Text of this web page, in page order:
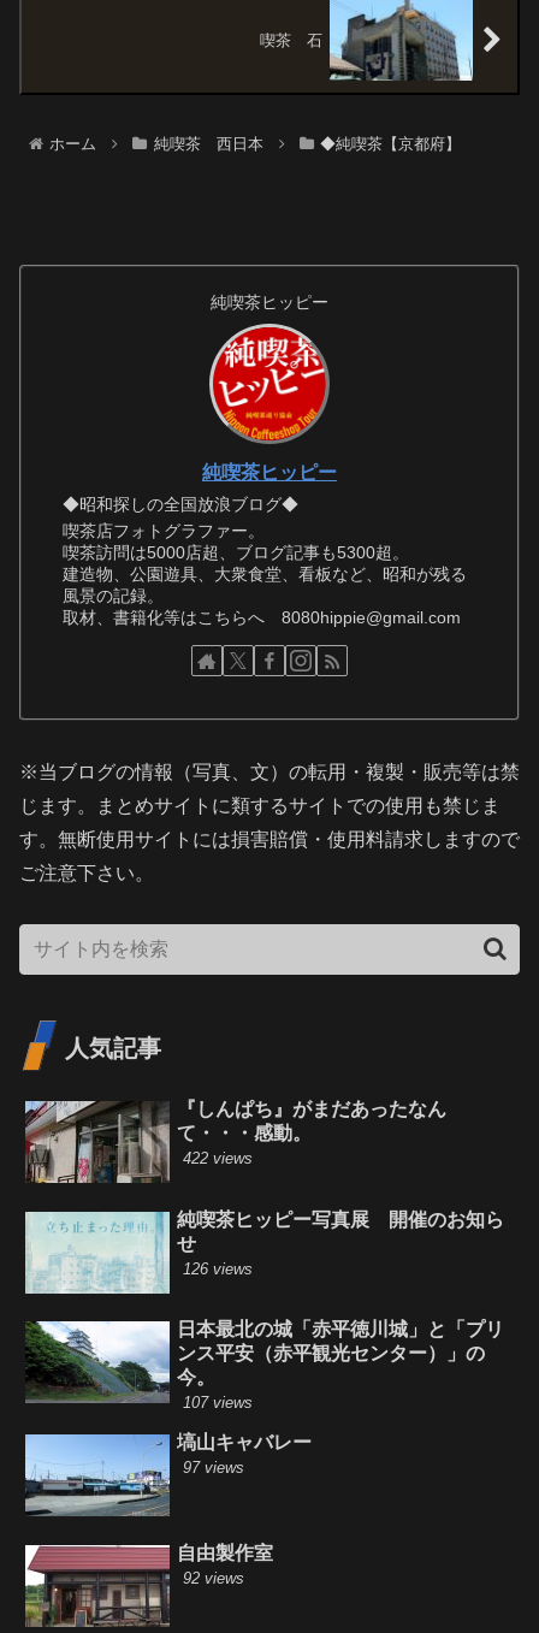
喫茶 石
ホーム 純喫茶 西日本 ◆純喫茶【京都府】
純喫茶ヒッピー
純喫茶ヒッピー
◆昭和探しの全国放浪ブログ◆
喫茶店フォトグラファー。
喫茶訪問は5000店超、ブログ記事も5300超。
建造物、公園遊具、大衆食堂、看板など、昭和が残る
風景の記録。
取材、書籍化等はこちらへ 8080hippie@gmail.com
※当ブログの情報（写真、文）の転用・複製・販売等は禁
じます。まとめサイトに類するサイトでの使用も禁じま
す。無断使用サイトには損害賠償・使用料請求しますので
ご注意下さい。
人気記事
『しんぱち』がまだあったなん
て・・・感動。
422 views
純喫茶ヒッピー写真展 開催のお知ら
せ
126 views
日本最北の城「赤平徳川城」と「プリ
ンス平安（赤平観光センター）」の
今。
107 views
塙山キャバレー
97 views
自由製作室
92 views